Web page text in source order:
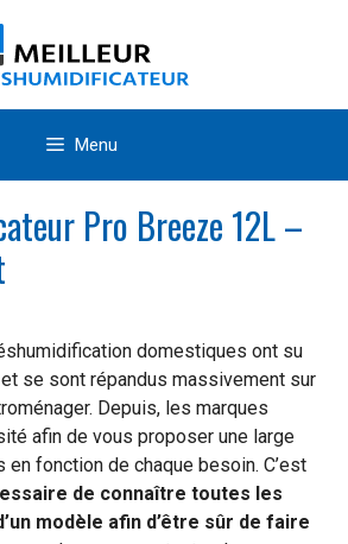
Menu
Pro Breeze 12L –
domestiques ont su
se sont répandus massivement sur
Depuis, les marques
afin de vous proposer une large
fonction de chaque besoin. C’est
de connaître toutes les
modèle afin d’être sûr de faire